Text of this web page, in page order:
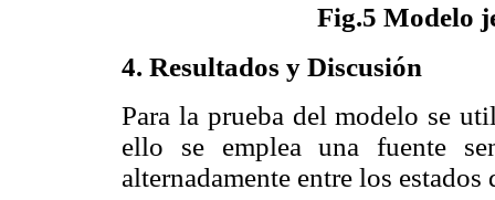
Fig.5 Modelo
4. Resultados y Discusión
Para la prueba del modelo se
ello se emplea una fuente
alternadamente entre los estados